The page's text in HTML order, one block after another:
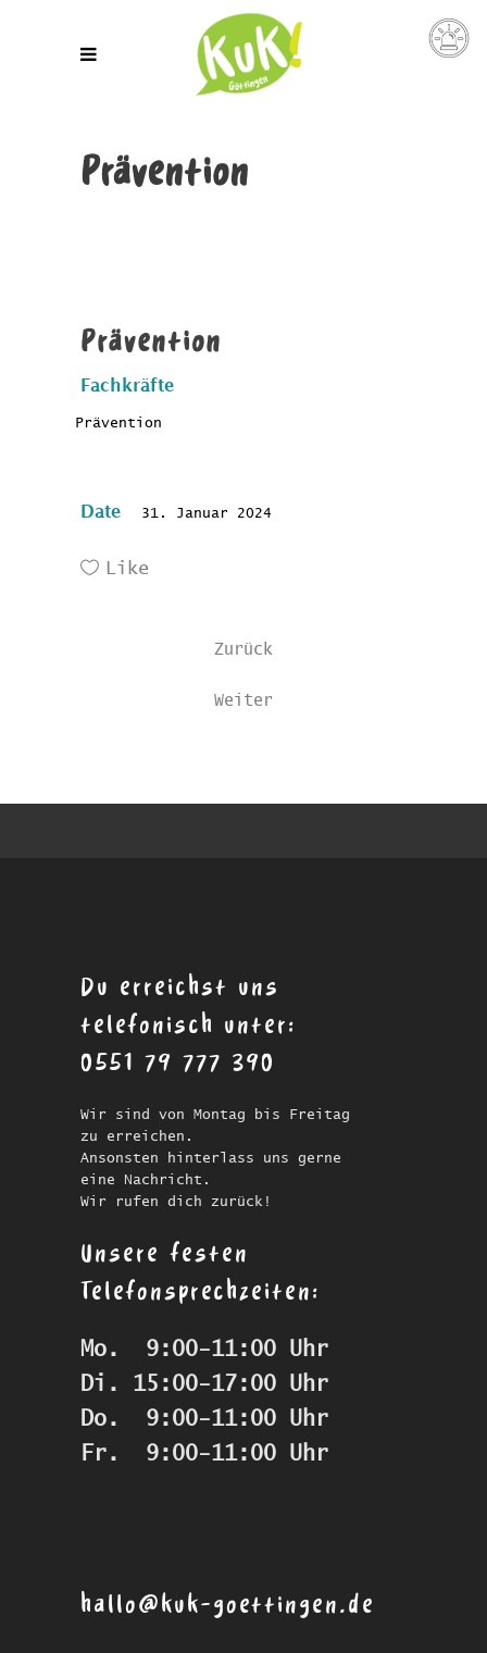
Prävention
Prävention
Fachkräfte
Prävention
Date 31. Januar 2024
Like
Zurück
Weiter
Du erreichst uns
telefonisch unter:
0551 79 777 390
Wir sind von Montag bis Freitag
zu erreichen.
Ansonsten hinterlass uns gerne
eine Nachricht.
Wir rufen dich zurück!
Unsere festen
Telefonsprechzeiten:
Mo.  9:00-11:00 Uhr
Di. 15:00-17:00 Uhr
Do.  9:00-11:00 Uhr
Fr.  9:00-11:00 Uhr
hallo@kuk-goettingen.de